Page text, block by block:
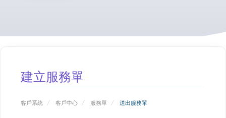
建立服務單
客戶系統 客戶中心 服務單 送出服務單